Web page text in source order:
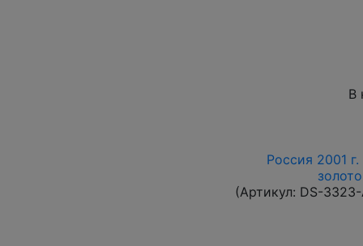
В
Россия 2001
(Артикул: DS-